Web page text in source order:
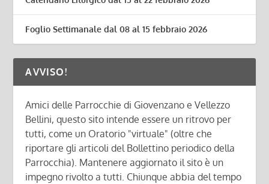
Foglio Settimanale dal 08 al 15 febbraio 2026
AVVISO!
Amici delle Parrocchie di Giovenzano e Vellezzo
Bellini, questo sito intende essere un ritrovo per
tutti, come un Oratorio "virtuale" (oltre che
riportare gli articoli del Bollettino periodico della
Parrocchia). Mantenere aggiornato il sito è un
impegno rivolto a tutti. Chiunque abbia del tempo